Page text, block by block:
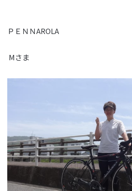
ＰＥＮＮAROLA
Mさま